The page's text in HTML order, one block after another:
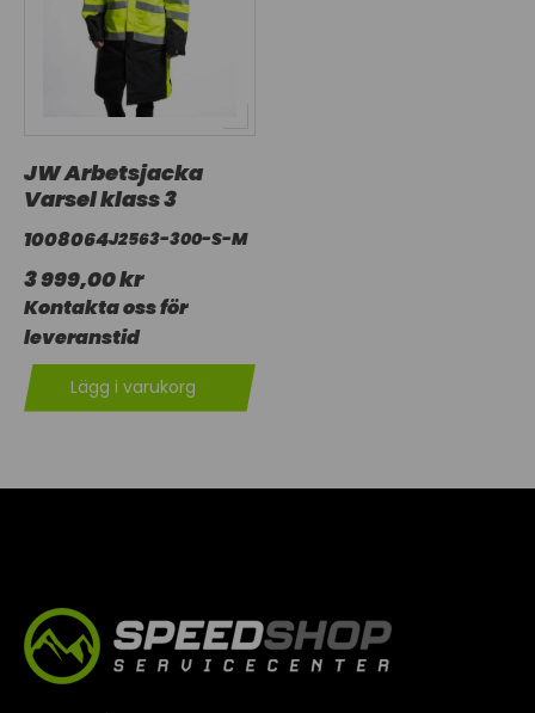
JW Arbetsjacka
Varsel klass 3
1008064J2563-300-S-M
3 999,00 kr
Kontakta oss för
leveranstid
Lägg i varukorg